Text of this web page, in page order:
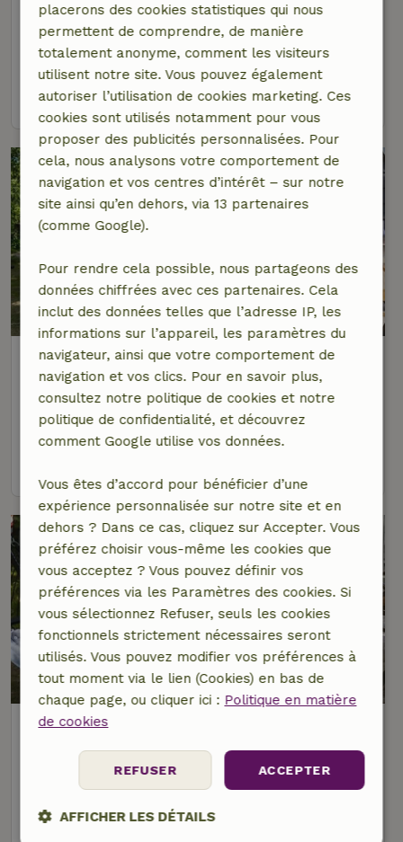
Maison nature à Wehl
À 5 km distance de Hummelo
9 personnes4 Chambres à coucher
voir
Maison nature à Hengelo Gelderland
(gemeente Bronckhorst)
À 5 km distance de Hummelo
8,9/10
4 personnes 1 Chambre à coucher
Maison nature à Hengelo Gelderland
(gemeente Bronckhorst)
À 5 km distance de Hummelo
placerons des cookies statistiques qui nous
permettent de comprendre, de manière
totalement anonyme, comment les visiteurs
utilisent notre site. Vous pouvez également
autoriser l’utilisation de cookies marketing. Ces
cookies sont utilisés notamment pour vous
proposer des publicités personnalisées. Pour
cela, nous analysons votre comportement de
navigation et vos centres d’intérêt – sur notre
site ainsi qu’en dehors, via 13 partenaires
(comme Google).
Pour rendre cela possible, nous partageons des
données chiffrées avec ces partenaires. Cela
inclut des données telles que l’adresse IP, les
informations sur l’appareil, les paramètres du
navigateur, ainsi que votre comportement de
navigation et vos clics. Pour en savoir plus,
consultez notre politique de cookies et notre
politique de confidentialité, et découvrez
comment Google utilise vos données.
Vous êtes d’accord pour bénéficier d’une
expérience personnalisée sur notre site et en
dehors ? Dans ce cas, cliquez sur Accepter. Vous
préférez choisir vous-même les cookies que
vous acceptez ? Vous pouvez définir vos
préférences via les Paramètres des cookies. Si
vous sélectionnez Refuser, seuls les cookies
fonctionnels strictement nécessaires seront
utilisés. Vous pouvez modifier vos préférences à
tout moment via le lien (Cookies) en bas de
chaque page, ou cliquer ici : Politique en matière
de cookies
ACCEPTER
REFUSER
AFFICHER LES DÉTAILS